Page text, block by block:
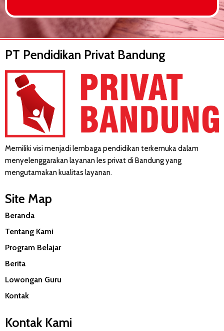
PT Pendidikan Privat Bandung
Memiliki visi menjadi lembaga pendidikan terkemuka dalam
menyelenggarakan layanan les privat di Bandung yang
mengutamakan kualitas layanan.
Site Map
Beranda
Tentang Kami
Program Belajar
Berita
Lowongan Guru
Kontak
Kontak Kami